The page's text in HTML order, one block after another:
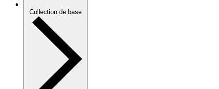
Collection de base